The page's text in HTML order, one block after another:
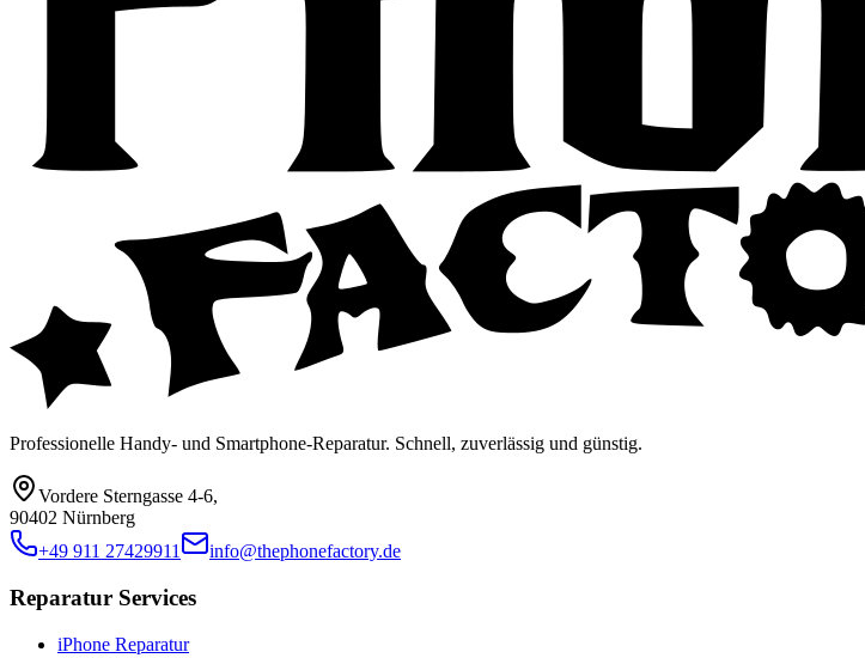
Professionelle Handy- und Smartphone-Reparatur. Schnell, zuverlässig und günstig.
Vordere Sterngasse 4-6,
90402 Nürnberg
+49 911 27429911
info@thephonefactory.de
Reparatur Services
iPhone Reparatur